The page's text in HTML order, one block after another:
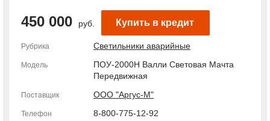
450 000 руб. Купить в кредит
Рубрика Светильники аварийные
Модель
ПОУ-2000H Валли Световая Мачта
Передвижная
Поставщик ООО "Аргус-М"
Телефон 8-800-775-12-92